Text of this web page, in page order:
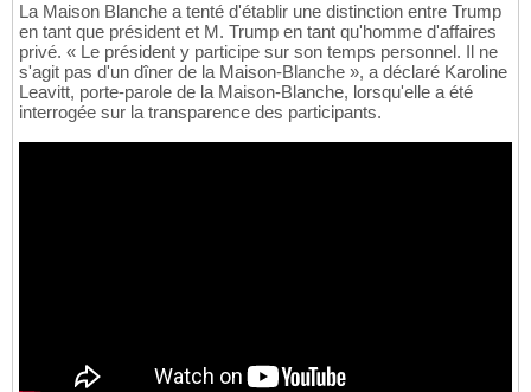
La Maison Blanche a tenté d'établir une distinction entre Trump
en tant que président et M. Trump en tant qu'homme d'affaires
privé. « Le président y participe sur son temps personnel. Il ne
s'agit pas d'un dîner de la Maison-Blanche », a déclaré Karoline
Leavitt, porte-parole de la Maison-Blanche, lorsqu'elle a été
interrogée sur la transparence des participants.